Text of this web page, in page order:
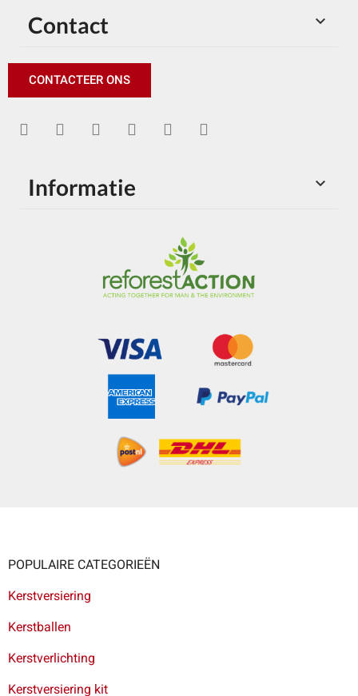

Contact
CONTACTEER ONS

Informatie
POPULAIRE CATEGORIEËN
Kerstversiering
Kerstballen
Kerstverlichting
Kerstversiering kit